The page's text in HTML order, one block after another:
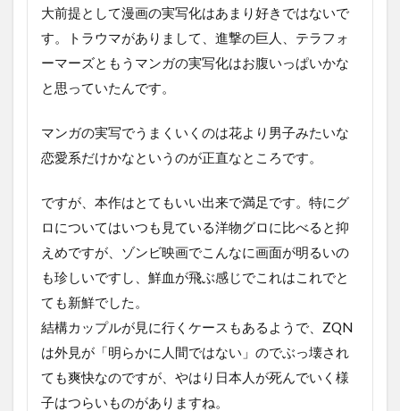
大前提として漫画の実写化はあまり好きではないで
す。トラウマがありまして、進撃の巨人、テラフォ
ーマーズともうマンガの実写化はお腹いっぱいかな
と思っていたんです。
マンガの実写でうまくいくのは花より男子みたいな
恋愛系だけかなというのが正直なところです。
ですが、本作はとてもいい出来で満足です。特にグ
ロについてはいつも見ている洋物グロに比べると抑
えめですが、ゾンビ映画でこんなに画面が明るいの
も珍しいですし、鮮血が飛ぶ感じでこれはこれでと
ても新鮮でした。
結構カップルが見に行くケースもあるようで、ZQN
は外見が「明らかに人間ではない」のでぶっ壊され
ても爽快なのですが、やはり日本人が死んでいく様
子はつらいものがありますね。